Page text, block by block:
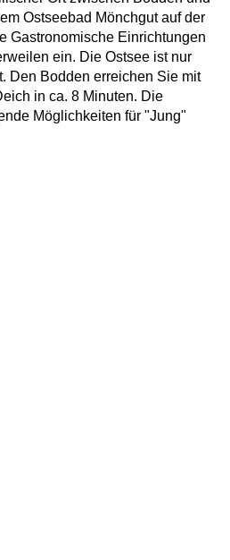
Ostseebad Mönchgut auf der
Gastronomische Einrichtungen
ein. Die Ostsee ist nur
Den Bodden erreichen Sie mit
in ca. 8 Minuten. Die
Möglichkeiten für "Jung"